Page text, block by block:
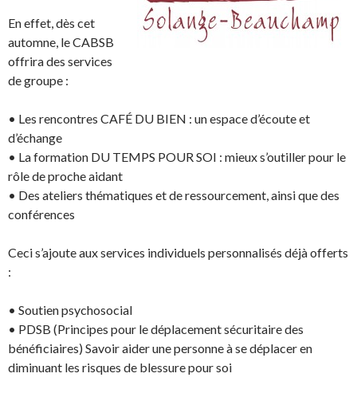
En effet, dès cet
automne, le CABSB
offrira des services
de groupe :
• Les rencontres CAFÉ DU BIEN : un espace d’écoute et
d’échange
• La formation DU TEMPS POUR SOI : mieux s’outiller pour le
rôle de proche aidant
• Des ateliers thématiques et de ressourcement, ainsi que des
conférences
Ceci s’ajoute aux services individuels personnalisés déjà offerts
:
• Soutien psychosocial
• PDSB (Principes pour le déplacement sécuritaire des
bénéficiaires) Savoir aider une personne à se déplacer en
diminuant les risques de blessure pour soi